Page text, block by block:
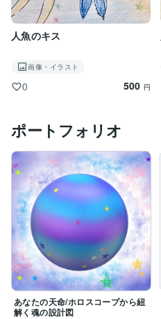
人魚のキス
画像・イラスト
0 500 円
ポートフォリオ
あなたの天命/ホロスコープから紐
解く魂の設計図